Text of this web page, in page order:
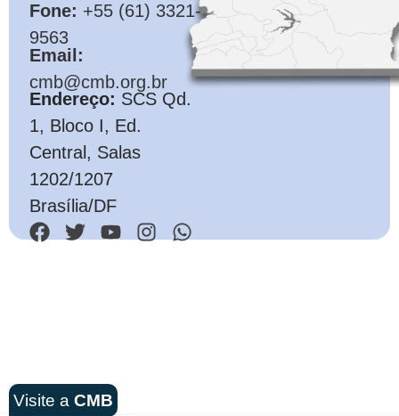
Fone: +55 (61) 3321-
9563
Email:
cmb@cmb.org.br
Endereço: SCS Qd.
1, Bloco I, Ed.
Central, Salas
1202/1207
Brasília/DF
Visite a CMB